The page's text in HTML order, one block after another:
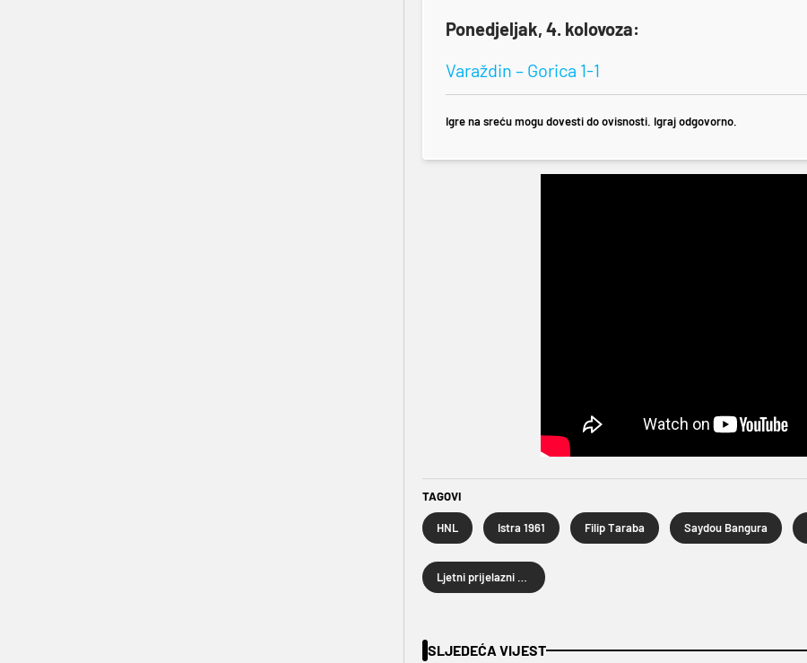
Ponedjeljak, 4. kolovoza:
Varaždin – Gorica 1-1
Igre na sreću mogu dovesti do ovisnosti. Igraj odgovorno.
TAGOVI
HNL Istra 1961 Filip Taraba Saydou Bangura
Ljetni prijelazni rok 2025.
SLJEDEĆA VIJEST